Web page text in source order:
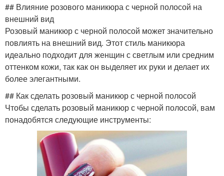
## Влияние розового маникюра с черной полосой на
внешний вид
Розовый маникюр с черной полосой может значительно
повлиять на внешний вид. Этот стиль маникюра
идеально подходит для женщин с светлым или средним
оттенком кожи, так как он выделяет их руки и делает их
более элегантными.
## Как сделать розовый маникюр с черной полосой
Чтобы сделать розовый маникюр с черной полосой, вам
понадобятся следующие инструменты: